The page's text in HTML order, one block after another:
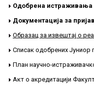
Одобрена истраживања
Документација за
Образац за извештај о
Списак одобрених Јуниор
План научно-
Акт о акредитацији